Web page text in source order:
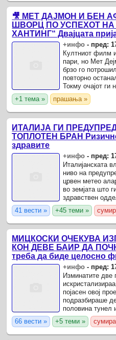
🎥 МЕТ ДАЈМОН И БЕН
ШВОРЦ ПО УСПЕХОТ НА
ХАНТИНГ“ Двајцата
мораа повторно да
+инфо - пред:
Култниот филм
пари, но Мет
брзо го
повторно
Токму очајот ги
сценариото што
+1 тема » прашања »
ИТАЛИЈА ГИ
ТОПЛОТЕН БРАН
здравите
+инфо - пред:
Италијанската
ниво на
црвен метео
во земјата што
здравствен
продолжуваат
Целзиусови.
41 вести » +45 теми »
МИЦКОСКИ ОЧЕКУВА
КОН ДЕВЕ БАИР ДА
треба да биде целосно
+инфо - пред:
Изминатите две
појасен овој
подразбираше
половина тунел
предвидување
сосед дека ќе
66 вести » +5 теми »